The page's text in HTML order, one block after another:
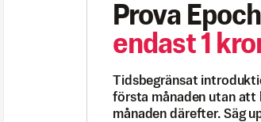
Prova
endast 1
Tidsbegränsat
första månaden utan att
månaden därefter. Säg